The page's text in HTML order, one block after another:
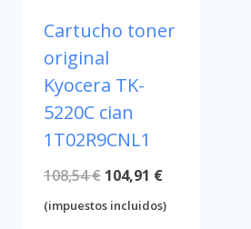
Cartucho toner
original
Kyocera TK-
5220C cian
1T02R9CNL1
108,54€ El
precio
104,91 €El
precio
(impuestos incluidos)